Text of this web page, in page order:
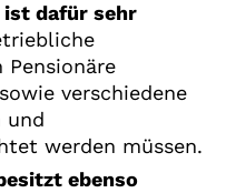
ist dafür sehr
Pensionäre
verschiedene
und
werden müssen.
ebenso